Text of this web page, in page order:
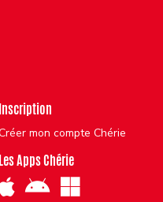
Inscription
mon compte Chérie
Les Apps Chérie